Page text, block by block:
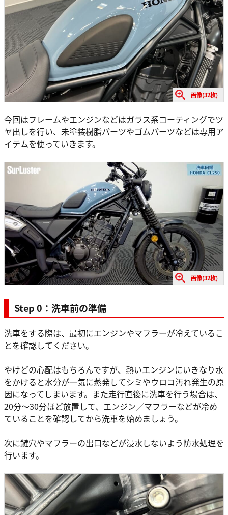
画像(32枚)
今回はフレームやエンジンなどはガラス系コーティングでツ
ヤ出しを行い、未塗装樹脂パーツやゴムパーツなどは専用ア
イテムを使っていきます。
画像(32枚)
Step 0：洗車前の準備
洗車をする際は、最初にエンジンやマフラーが冷えているこ
とを確認してください。
やけどの心配はもちろんですが、熱いエンジンにいきなり水
をかけると水分が一気に蒸発してシミやウロコ汚れ発生の原
因になってしまいます。また走行直後に洗車を行う場合は、
20分～30分ほど放置して、エンジン／マフラーなどが冷め
ていることを確認してから洗車を始めましょう。
次に鍵穴やマフラーの出口などが浸水しないよう防水処理を
行います。